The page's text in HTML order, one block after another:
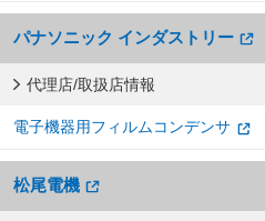
パナソニック インダストリー
代理店/取扱店情報
電子機器用フィルムコンデンサ
松尾電機